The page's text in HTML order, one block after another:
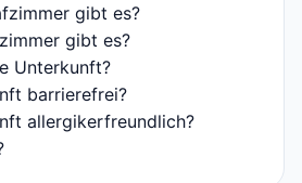
gibt es?
gibt es?
Unterkunft?
barrierefrei?
allergikerfreundlich?